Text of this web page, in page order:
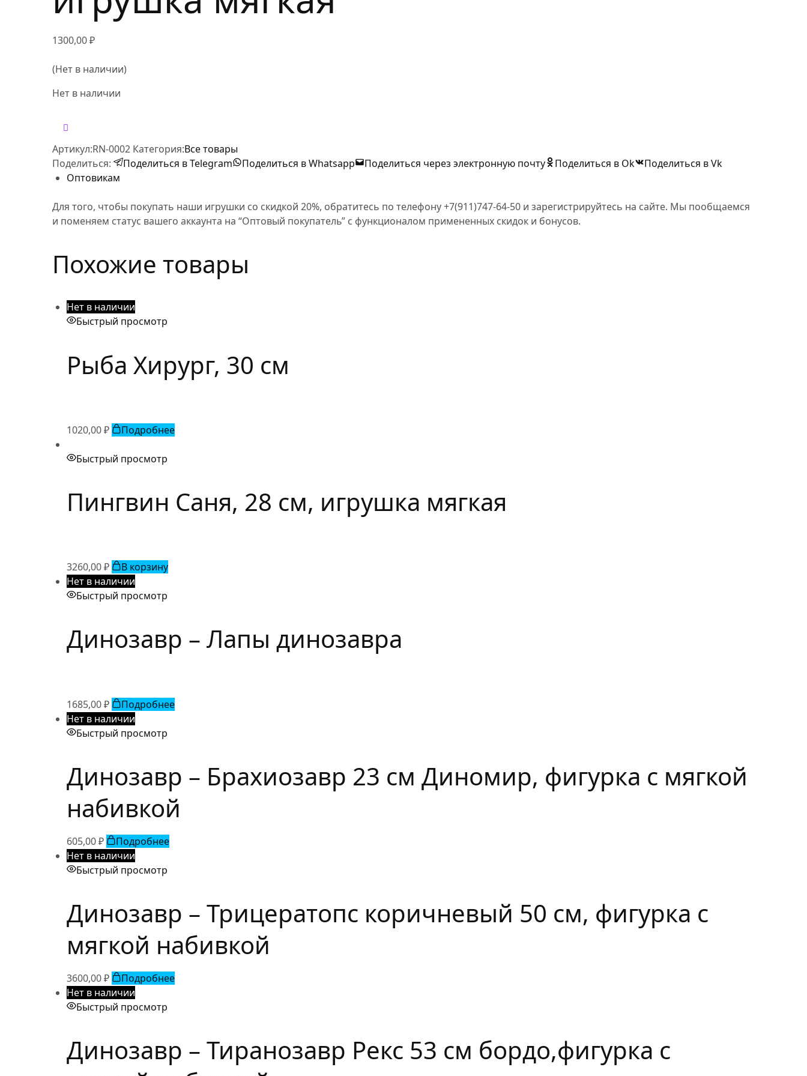
Новинки
1300,00₽
(Нет в наличии)
Нет в наличии
Артикул:RN-0002 Категория:Все товары
Поделиться:
Поделиться в Telegram Поделиться в Whatsapp Поделиться через электронную почту Поделиться в Ok
Поделиться в Vk
Оптовикам
Для того, чтобы покупать наши игрушки со скидкой 20%, обратитесь по телефону +7(911)747-64-50 и зарегистрируйтесь на сайте. Мы пообщаемся
и поменяем статус вашего аккаунта на “Оптовый покупатель” с функционалом примененных скидок и бонусов.
Похожие товары
Нет в наличии
Быстрый просмотр
Рыба Хирург, 30 см
1020,00₽ Подробнее
Быстрый просмотр
Пингвин Саня, 28 см, игрушка мягкая
3260,00₽
В корзину
Нет в наличии
Быстрый просмотр
Динозавр – Лапы динозавра
1685,00₽
Подробнее
Нет в наличии
Быстрый просмотр
Динозавр – Брахиозавр 23 см Диномир, фигурка с мягкой
набивкой
605,00₽
Подробнее
Нет в наличии
Быстрый просмотр
Динозавр – Трицератопс коричневый 50 см, фигурка с
мягкой набивкой
3600,00₽
Подробнее
Нет в наличии
Быстрый просмотр
Динозавр – Тиранозавр Рекс 53 см бордо,фигурка с